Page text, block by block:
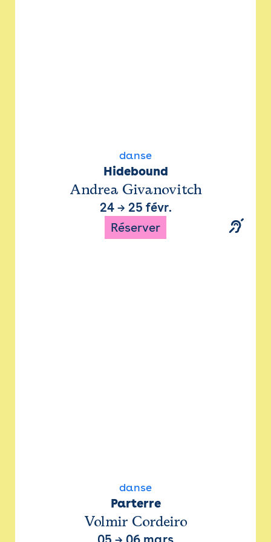
danse
Hidebound
Andrea Givanovitch
24→ 25 févr.
Réserver
danse
Parterre
Volmir Cordeiro